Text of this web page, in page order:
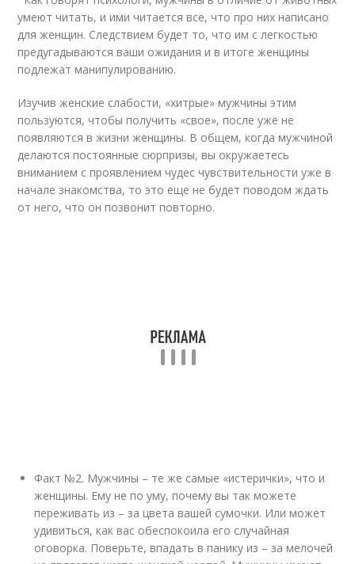
умеют читать, и ими читается все, что про них написано
для женщин. Следствием будет то, что им с легкостью
предугадываются ваши ожидания и в итоге женщины
подлежат манипулированию.
Изучив женские слабости, «хитрые» мужчины этим
пользуются, чтобы получить «свое», после уже не
появляются в жизни женщины. В общем, когда мужчиной
делаются постоянные сюрпризы, вы окружаетесь
вниманием с проявлением чудес чувствительности уже в
начале знакомства, то это еще не будет поводом ждать
от него, что он позвонит повторно.
Факт №2. Мужчины – те же самые «истерички», что и
женщины. Ему не по уму, почему вы так можете
переживать из – за цвета вашей сумочки. Или может
удивиться, как вас обеспокоила его случайная
оговорка. Поверьте, впадать в панику из – за мелочей